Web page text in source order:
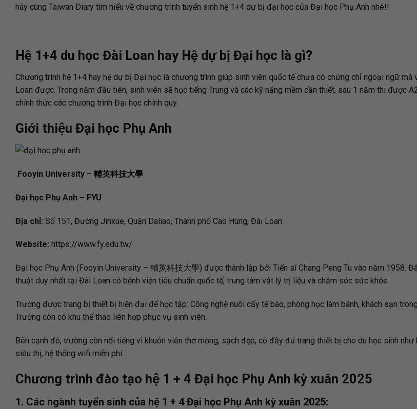
hãy cùng Taiwan Diary tìm hiểu về chương trình tuyển sinh hệ 1+4 dự bị đại học của Đại học Phụ Anh nhé!!
Hệ 1+4 du học Đài Loan hay Hệ dự bị Đại học là gì?
Chương trình hệ 1+4 hay hệ dự bị Đại học là chương trình giúp sinh viên quốc tế chưa có chứng chỉ ngoại ngữ mà
Loan được. Trong năm đầu tiên, sinh viên sẽ học tiếng Trung và các kỹ năng mềm cần thiết, sau 1 năm thi được
chính thức các chương trình Đại học chính quy.
Giới thiệu Đại học Phụ Anh
Fooyin University – 輔英科技大學
Đại học Phụ Anh – FYU
Địa chỉ: Số 151, Đường Jinxue, Quận Daliao, Thành phố Cao Hùng, Đài Loan
Website: https://www.fy.edu.tw/
Đại học Phụ Anh (Fooyin University – 輔英科技大學) được thành lập bởi Tiến sĩ Chang Peng Tu vào năm 1958.
thuật duy nhất tại Đài Loan có bệnh viện tiêu chuẩn quốc tế, trung tâm vật lý trị liệu và chăm sóc sức khỏe.
Trường được trang bị thiết bị hiện đại để học tập: Công nghệ nuôi cấy tế bào, phòng học làm bánh, khách sạn
Trường còn có khu thể thao liên hợp phục vụ sinh viên.
Bên cạnh đó, trường còn nổi tiếng vì khuôn viên thơ mộng, sạch đẹp, có đầy đủ trang thiết bị cho du học sinh như
siêu thị, hệ thống wifi miễn phí…
Chương trình đào tạo hệ 1 + 4 Đại học Phụ Anh kỳ xuân 2025
1. Các ngành tuyển sinh của hệ 1 + 4 Đại học Phụ Anh kỳ xuân 2025: